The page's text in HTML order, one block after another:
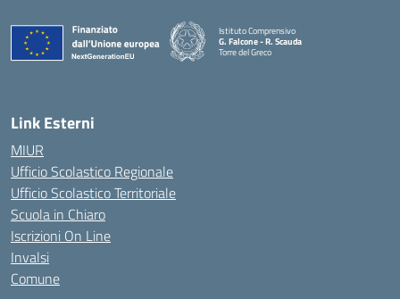
Istituto Comprensivo
G. Falcone - R. Scauda
Torre del Greco
Link Esterni
MIUR
Ufficio Scolastico Regionale
Ufficio Scolastico Territoriale
Scuola in Chiaro
Iscrizioni On Line
Invalsi
Comune